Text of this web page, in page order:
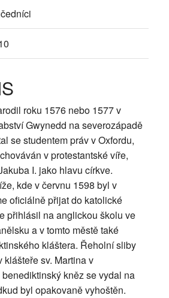
roku 1576 nebo 1577 v
Gwynedd na severozápadě
se studentem práv v Oxfordu,
v protestantské víře,
I. jako hlavu církve.
kde v červnu 1598 byl v
oficiálně přijat do katolické
přihlásil na anglickou školu ve
a v tomto městě také
kláštera. Řeholní sliby
sv. Martina v
kněz se vydal na
byl opakovaně vyhoštěn.